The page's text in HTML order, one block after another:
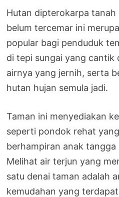
Hutan dipterokarpa tanah
belum tercemar ini
popular bagi penduduk
di tepi sungai yang cantik
airnya yang jernih, serta
hutan hujan semula jadi.
Taman ini menyediakan
seperti pondok rehat
berhampiran anak tangga
Melihat air terjun yang
satu denai taman adalah
kemudahan yang